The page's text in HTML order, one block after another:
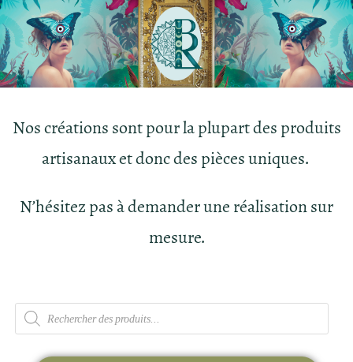
Nos créations sont pour la plupart des produits
artisanaux et donc des pièces uniques.
N’hésitez pas à demander une réalisation sur
mesure.